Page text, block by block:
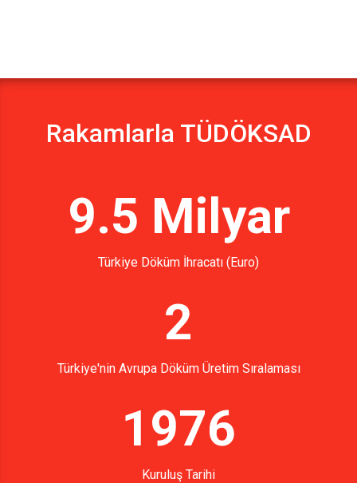
Rakamlarla TÜDÖKSAD
9.5 Milyar
Türkiye Döküm İhracatı (Euro)
2
Türkiye'nin Avrupa Döküm Üretim Sıralaması
1976
Kuruluş Tarihi